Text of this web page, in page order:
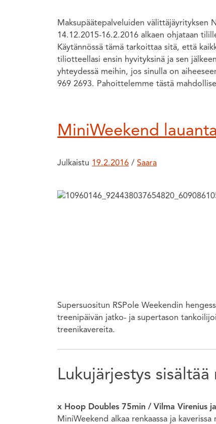
Maksupäätepalveluiden välittäjäyrityksen
14.12.2015-16.2.2016 alkaen ohjataan
Käytännössä tämä tarkoittaa sitä, että
tiliotteellasi ensin hyvityksinä ja sen
yhteydessä meihin, jos sinulla on
969 2693. Pahoittelemme tästä
MiniWeekend
Julkaistu 19.2.2016 /Saara
Supersuositun RSPole Weekendin
treenipäivän jatko- ja supertason
treenikavereita.
Lukujärjestys
x Hoop Doubles 75min / Vilma Virenius
MiniWeekend alkaa renkaassa ja